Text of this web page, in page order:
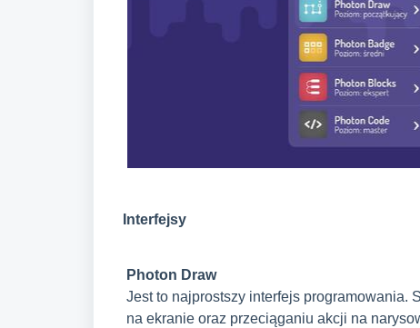
Interfejsy
Photon Draw
Jest to najprostszy interfejs programowania.
na ekranie oraz przeciąganiu akcji na